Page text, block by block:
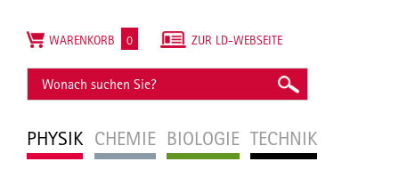
PHYSIK CHEMIE BIOLOGIE TECHNIK
ZUR LD-WEBSEITE
WARENKORB 0